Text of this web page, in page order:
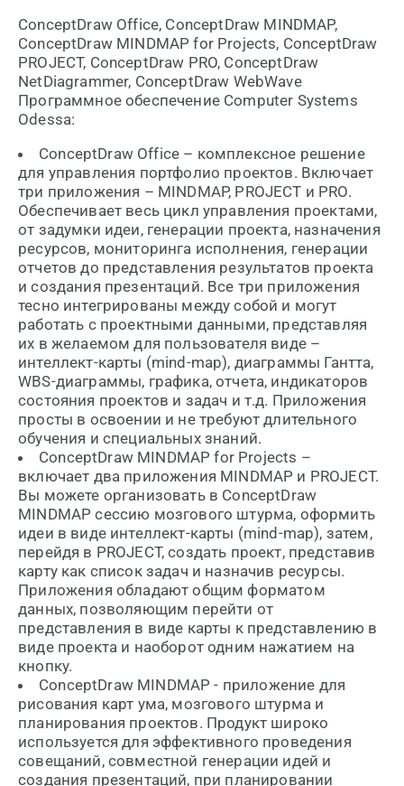
ConceptDraw Office, ConceptDraw MINDMAP,
ConceptDraw MINDMAP for Projects, ConceptDraw
PROJECT, ConceptDraw PRO, ConceptDraw
NetDiagrammer, ConceptDraw WebWave
Программное обеспечение Computer Systems
Odessa:
ConceptDraw Office – комплексное решение
для управления портфолио проектов. Включает
три приложения – MINDMAP, PROJECT и PRO.
Обеспечивает весь цикл управления проектами,
от задумки идеи, генерации проекта, назначения
ресурсов, мониторинга исполнения, генерации
отчетов до представления результатов проекта
и создания презентаций. Все три приложения
тесно интегрированы между собой и могут
работать с проектными данными, представляя
их в желаемом для пользователя виде –
интеллект-карты (mind-map), диаграммы Гантта,
WBS-диаграммы, графика, отчета, индикаторов
состояния проектов и задач и т.д. Приложения
просты в освоении и не требуют длительного
обучения и специальных знаний.
ConceptDraw MINDMAP for Projects –
включает два приложения MINDMAP и PROJECT.
Вы можете организовать в ConceptDraw
MINDMAP сессию мозгового штурма, оформить
идеи в виде интеллект-карты (mind-map), затем,
перейдя в PROJECT, создать проект, представив
карту как список задач и назначив ресурсы.
Приложения обладают общим форматом
данных, позволяющим перейти от
представления в виде карты к представлению в
виде проекта и наоборот одним нажатием на
кнопку.
ConceptDraw MINDMAP - приложение для
рисования карт ума, мозгового штурма и
планирования проектов. Продукт широко
используется для эффективного проведения
совещаний, совместной генерации идей и
создания презентаций, при планировании